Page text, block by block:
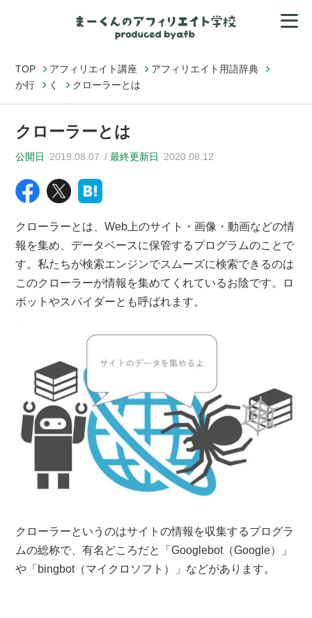
TOP アフィリエイト講座
アフィリエイト用語辞典
か行
く クローラーとは
クローラーとは
公開日 2019.08.07 最終更新日 2020.08.12
クローラーとは、Web上のサイト・画像・動画などの情
報を集め、データベースに保管するプログラムのことで
す。私たちが検索エンジンでスムーズに検索できるのは
このクローラーが情報を集めてくれているお陰です。ロ
ボットやスパイダーとも呼ばれます。
クローラーというのはサイトの情報を収集するプログラ
ムの総称で、有名どころだと「Googlebot（Google）」
や「bingbot（マイクロソフト）」などがあります。